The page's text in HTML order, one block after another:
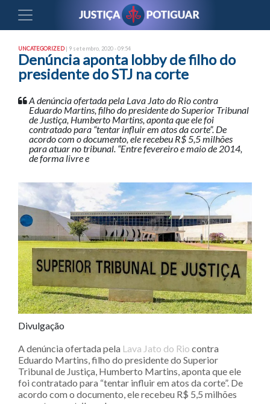
UNCATEGORIZED| 9 setembro, 2020 - 09:54
Denúncia aponta lobby de filho do
presidente do STJ na corte
A denúncia ofertada pela Lava Jato do Rio contra
Eduardo Martins, filho do presidente do Superior Tribunal
de Justiça, Humberto Martins, aponta que ele foi
contratado para “tentar influir em atos da corte”. De
acordo com o documento, ele recebeu R$ 5,5 milhões
para atuar no tribunal. “Entre fevereiro e maio de 2014,
de forma livre e
Divulgação
A denúncia ofertada pela Lava Jato do Rio contra
Eduardo Martins, filho do presidente do Superior
Tribunal de Justiça, Humberto Martins, aponta que ele
foi contratado para “tentar influir em atos da corte”. De
acordo com o documento, ele recebeu R$ 5,5 milhões